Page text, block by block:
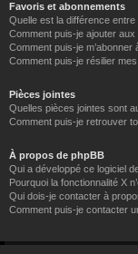
Favoris et abonnements
Quelle est la différence
Comment puis-je ajouter
Comment puis-je
Comment puis-je résilier
Pièces jointes
Quelles pièces jointes sont
Comment puis-je retrouver
À propos de phpBB
Qui a développé ce logiciel
Pourquoi la fonctionnalité X
Qui dois-je contacter à
Comment puis-je contacter